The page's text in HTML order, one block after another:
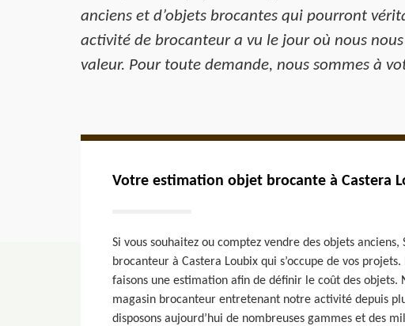
anciens et d’objets brocantes qui pourront
activité de brocanteur a vu le jour où nous
valeur. Pour toute demande, nous sommes à
Votre estimation objet brocante à Castera
Si vous souhaitez ou comptez vendre des objets anciens,
brocanteur à Castera Loubix qui s’occupe de vos
faisons une estimation afin de définir le coût des objets.
magasin brocanteur entretenant notre activité depuis
disposons aujourd’hui de nombreuses gammes et des